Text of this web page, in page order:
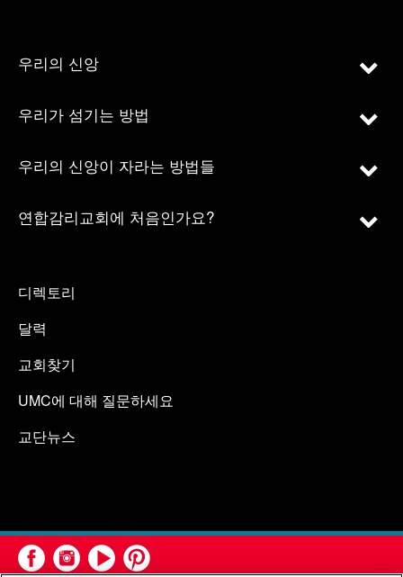
우리의 신앙
우리가 섬기는 방법
우리의 신앙이 자라는 방법들
연합감리교회에 처음인가요?
디렉토리
달력
교회찾기
UMC에 대해 질문하세요
교단뉴스